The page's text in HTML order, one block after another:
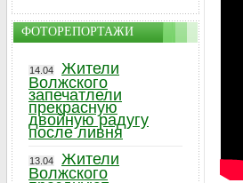
ФОТОРЕПОРТАЖИ
14.04
Жители
Волжского
запечатлели
прекрасную
двойную радугу
после ливня
13.04
Жители
Волжского